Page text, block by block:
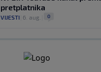
pretplatnika
VIJESTI 6. aug. 0